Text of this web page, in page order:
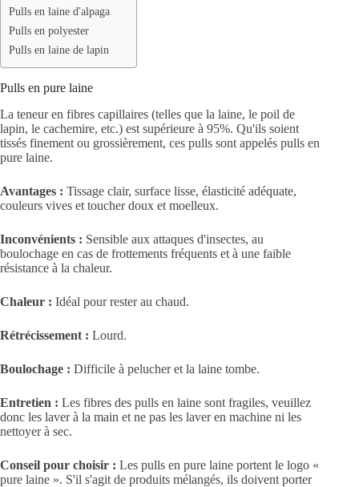
Pulls en laine d'alpaga
Pulls en polyester
Pulls en laine de lapin
Pulls en pure laine
La teneur en fibres capillaires (telles que la laine, le poil de
lapin, le cachemire, etc.) est supérieure à 95%. Qu'ils soient
tissés finement ou grossièrement, ces pulls sont appelés pulls en
pure laine.
Avantages : Tissage clair, surface lisse, élasticité adéquate,
couleurs vives et toucher doux et moelleux.
Inconvénients : Sensible aux attaques d'insectes, au
boulochage en cas de frottements fréquents et à une faible
résistance à la chaleur.
Chaleur : Idéal pour rester au chaud.
Rétrécissement : Lourd.
Boulochage : Difficile à pelucher et la laine tombe.
Entretien : Les fibres des pulls en laine sont fragiles, veuillez
donc les laver à la main et ne pas les laver en machine ni les
nettoyer à sec.
Conseil pour choisir : Les pulls en pure laine portent le logo «
pure laine ». S'il s'agit de produits mélangés, ils doivent porter